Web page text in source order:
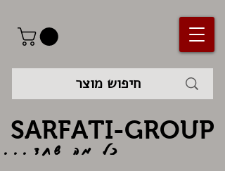
SARFATI-GROUP
כל מה שחד...